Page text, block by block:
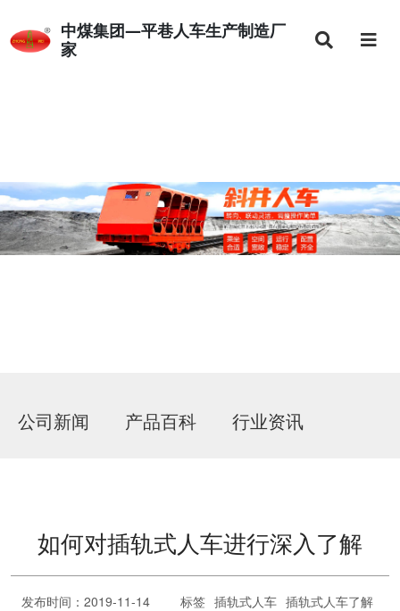
中煤集团—平巷人车生产制造厂
家
公司新闻 产品百科 行业资讯
如何对插轨式人车进行深入了解
发布时间：2019-11-14 标签 插轨式人车 插轨式人车了解